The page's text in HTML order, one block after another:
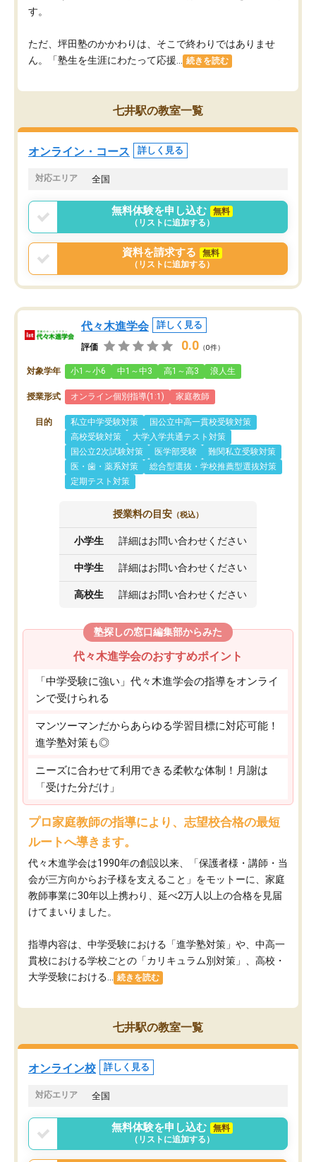
す。
ただ、坪田塾のかかわりは、そこで終わりではありませ
ん。「塾生を生涯にわたって応援...
続きを読む
七井駅の教室一覧
オンライン・コース 詳しく見る
対応エリア 全国
無料体験を申し込む
無料
（リストに追加する）
資料を請求する
無料
（リストに追加する）
代々木進学会 詳しく見る
評価 0.0 （0件）
対象学年 小1～小6 中1～中3 高1～高3 浪人生
授業形式 オンライン個別指導(1:1) 家庭教師
目的 私立中学受験対策
国公立中高一貫校受験対策
高校受験対策
大学入学共通テスト対策
国公立2次試験対策
医学部受験
難関私立受験対策
医・歯・薬系対策
総合型選抜・学校推薦型選抜対策
定期テスト対策
授業料の目安 （税込）
小学生 詳細はお問い合わせください
中学生 詳細はお問い合わせください
高校生 詳細はお問い合わせください
塾探しの窓口編集部からみた
代々木進学会のおすすめポイント
「中学受験に強い」代々木進学会の指導をオンライ
ンで受けられる
マンツーマンだからあらゆる学習目標に対応可能！
進学塾対策も◎
ニーズに合わせて利用できる柔軟な体制！月謝は
「受けた分だけ」
プロ家庭教師の指導により、志望校合格の最短
ルートへ導きます。
代々木進学会は1990年の創設以来、「保護者様・講師・当
会が三方向からお子様を支えること」をモットーに、家庭
教師事業に30年以上携わり、延べ2万人以上の合格を見届
けてまいりました。
指導内容は、中学受験における「進学塾対策」や、中高一
貫校における学校ごとの「カリキュラム別対策」、高校・
大学受験における...
続きを読む
七井駅の教室一覧
オンライン校 詳しく見る
対応エリア 全国
無料体験を申し込む
無料
（リストに追加する）